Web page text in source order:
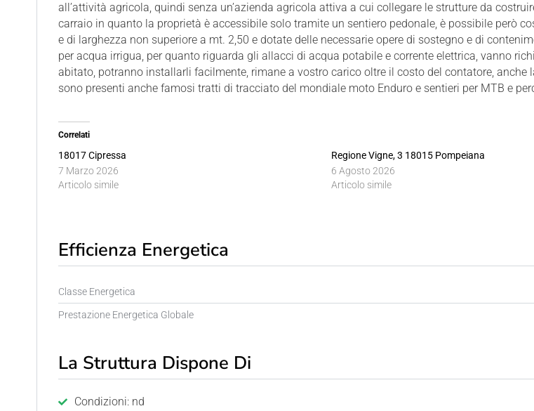
all’attività agricola, quindi senza un’azienda agricola attiva a cui collegare le strutture da
carraio in quanto la proprietà è accessibile solo tramite un sentiero pedonale, è possibile però
e di larghezza non superiore a mt. 2,50 e dotate delle necessarie opere di sostegno e di
per acqua irrigua, per quanto riguarda gli allacci di acqua potabile e corrente elettrica, vanno
abitato, potranno installarli facilmente, rimane a vostro carico oltre il costo del contatore,
sono presenti anche famosi tratti di tracciato del mondiale moto Enduro e sentieri per MTB e
Correlati
18017 Cipressa
7 Marzo 2026
Articolo simile
Regione Vigne, 3 18015 Pompeiana
6 Agosto 2026
Articolo simile
Efficienza Energetica
Classe Energetica
Prestazione Energetica Globale
La Struttura Dispone Di
Condizioni: nd